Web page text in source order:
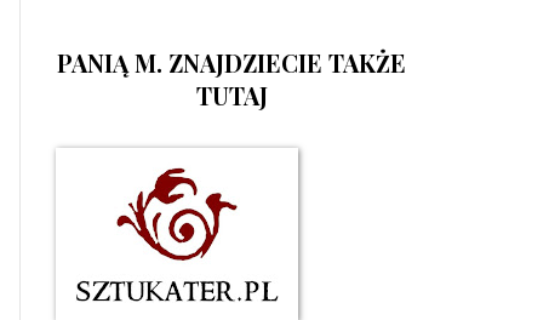
PANIĄ M. ZNAJDZIECIE TAKŻE
TUTAJ